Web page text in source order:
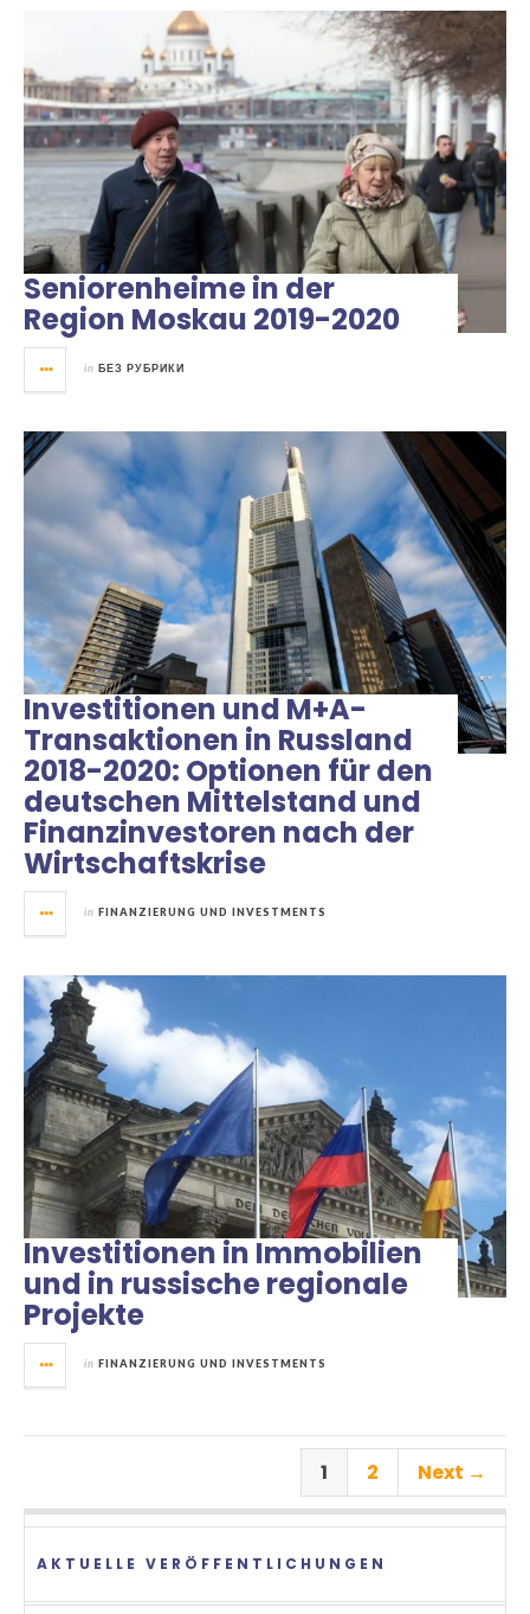
Seniorenheime in der
Region Moskau 2019-2020
in БЕЗ РУБРИКИ
Investitionen und M+A-
Transaktionen in Russland
2018-2020: Optionen für den
deutschen Mittelstand und
Finanzinvestoren nach der
Wirtschaftskrise
in FINANZIERUNG UND INVESTMENTS
Investitionen in Immobilien
und in russische regionale
Projekte
in FINANZIERUNG UND INVESTMENTS
1 2 Next →
AKTUELLE VERÖFFENTLICHUNGEN